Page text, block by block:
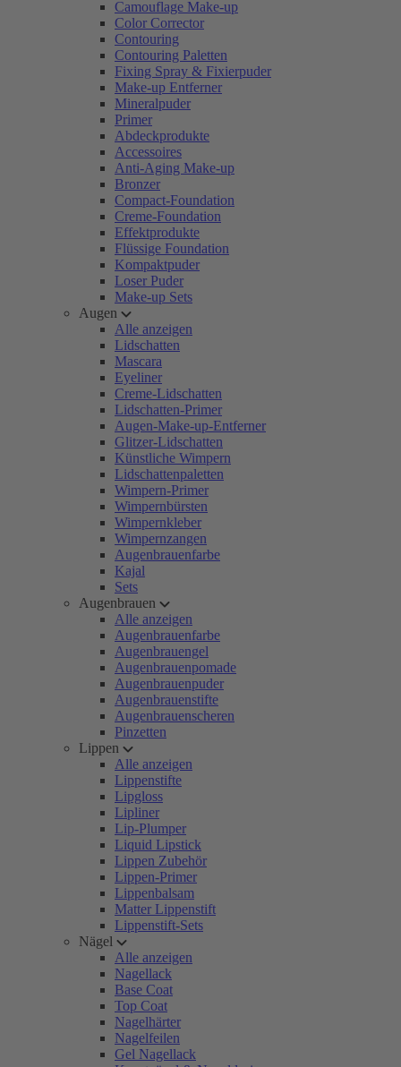
Camouflage Make-up
Color Corrector
Contouring
Contouring Paletten
Fixing Spray & Fixierpuder
Make-up Entferner
Mineralpuder
Primer
Abdeckprodukte
Accessoires
Anti-Aging Make-up
Bronzer
Compact-Foundation
Creme-Foundation
Effektprodukte
Flüssige Foundation
Kompaktpuder
Loser Puder
Make-up Sets
Augen
Alle anzeigen
Lidschatten
Mascara
Eyeliner
Creme-Lidschatten
Lidschatten-Primer
Augen-Make-up-Entferner
Glitzer-Lidschatten
Künstliche Wimpern
Lidschattenpaletten
Wimpern-Primer
Wimpernbürsten
Wimpernkleber
Wimpernzangen
Augenbrauenfarbe
Kajal
Sets
Augenbrauen
Alle anzeigen
Augenbrauenfarbe
Augenbrauengel
Augenbrauenpomade
Augenbrauenpuder
Augenbrauenstifte
Augenbrauenscheren
Pinzetten
Lippen
Alle anzeigen
Lippenstifte
Lipgloss
Lipliner
Lip-Plumper
Liquid Lipstick
Lippen Zubehör
Lippen-Primer
Lippenbalsam
Matter Lippenstift
Lippenstift-Sets
Nägel
Alle anzeigen
Nagellack
Base Coat
Top Coat
Nagelhärter
Nagelfeilen
Gel Nagellack